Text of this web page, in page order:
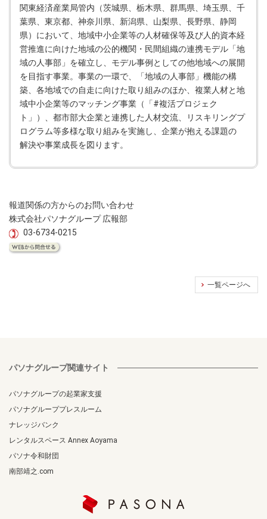
関東経済産業局管内（茨城県、栃木県、群馬県、埼玉県、千
葉県、東京都、神奈川県、新潟県、山梨県、長野県、静岡
県）において、地域中小企業等の人材確保等及び人的資本経
営推進に向けた地域の公的機関・民間組織の連携モデル「地
域の人事部」を確立し、モデル事例としての他地域への展開
を目指す事業。事業の一環で、「地域の人事部」機能の構
築、各地域での自走に向けた取り組みのほか、複業人材と地
域中小企業等のマッチング事業（「#複活プロジェク
ト」）、都市部大企業と連携した人材交流、リスキリングプ
ログラム等多様な取り組みを実施し、企業が抱える課題の
解決や事業成長を図ります。
報道関係の方からのお問い合わせ
株式会社パソナグループ 広報部
03-6734-0215
一覧ページへ
パソナグループ関連サイト
パソナグループの起業家支援
パソナグループプレスルーム
ナレッジバンク
レンタルスペース Annex Aoyama
パソナ令和財団
南部靖之.com